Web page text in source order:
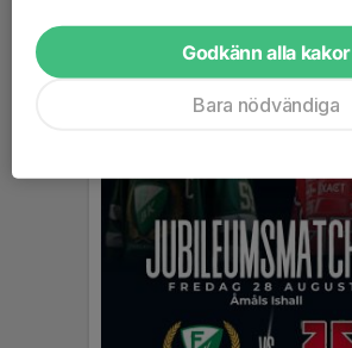
Godkänn alla kakor
Bara nödvändiga